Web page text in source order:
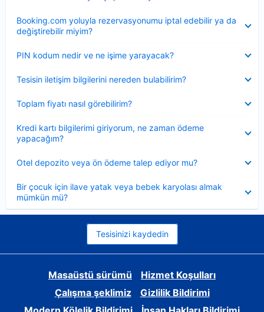
Booking.com yoluyla rezervasyonumu iptal edebilir ya da
değiştirebilir miyim?
PIN kodum nedir ve ne işime yarayacak?
Tesisin iletişim bilgilerini nereden bulabilirim?
Toplam fiyatı nasıl görebilirim?
Kredi kartı bilgilerimi giriyorum, ne zaman ödeme
yapacağım?
Otel depozito veya ön ödeme talep ediyor mu?
Bir çocuk için ilave yatak veya bebek karyolası almak
mümkün mü?
Tesisinizi kaydedin
Masaüstü sürümü
Hizmet Koşulları
Çalışma şeklimiz
Gizlilik Bildirimi